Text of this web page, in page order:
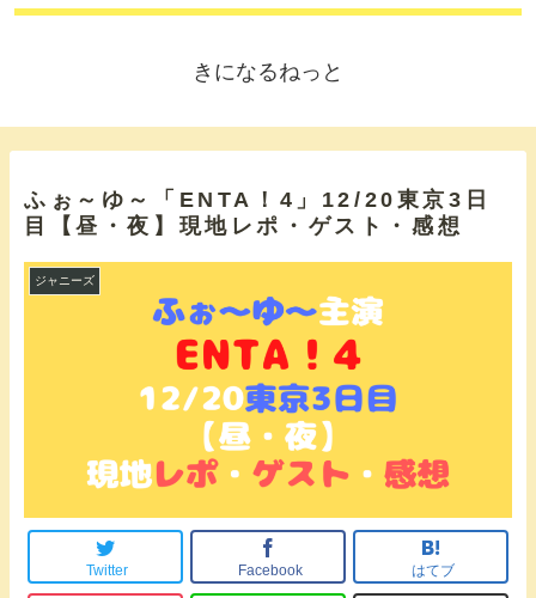
きになるねっと
ふぉ～ゆ～「ENTA！4」12/20東京3日
目【昼・夜】現地レポ・ゲスト・感想
ジャニーズ
Twitter Facebook はてブ